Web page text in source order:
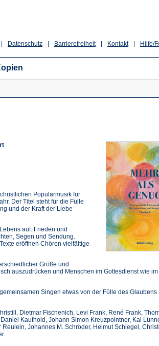
Hilfe/
Kontakt
Barrierefreiheit
Datenschutz
Popularmusik für
Der Titel steht für die Fülle
und der Kraft der Liebe
auf: Frieden und
Segen und Sendung.
eröffnen Chören vielfältige
Größe und
auszudrücken und Menschen im Gottesdienst wie
Singen etwas von der Fülle des Glaubens
Dietmar Fischenich, Levi Frank, René Frank,
Kaufhold, Johann Simon Kreuzpointner, Kai
Johannes M. Schröder, Helmut Schlegel,